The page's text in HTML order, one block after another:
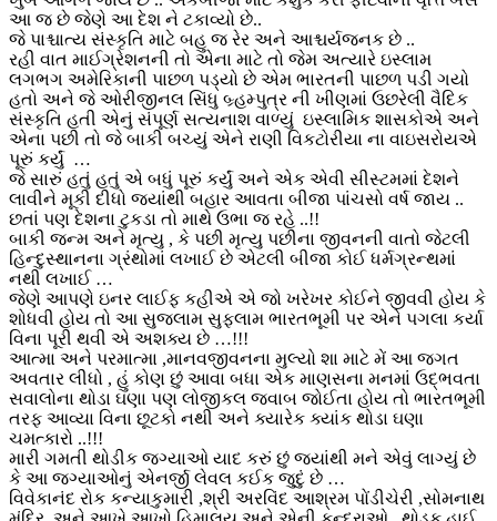
આ જ છે જેણે આ દેશ ને ટકાવ્યો છે..
જે પાશ્ચાત્ય સંસ્કૃતિ માટે બહુ જ રેર અને આશ્ચર્યજનક છે ..
રહી વાત માઈગ્રેશનની તો એના માટે તો જેમ અત્યારે ઇસ્લામ
લગભગ અમેરિકાની પાછળ પડ્યો છે એમ ભારતની પાછળ પડી ગયો
હતો અને જે ઓરીજીનલ સિંધુ બ્ર્હમ્પુત્ર ની ખીણમાં ઉછરેલી વૈદિક
સંસ્કૃતિ હતી એનું સંપૂર્ણ સત્યનાશ વાળ્યું ઇસ્લામિક શાસકોએ અને
એના પછી તો જે બાકી બચ્યું એને રાણી વિકટોરીયા ના વાઇસરોયએ
પૂરું કર્યું …
જે સારું હતું હતું એ બધું પૂરું કર્યું અને એક એવી સીસ્ટમમાં દેશને
લાવીને મૂકી દીધો જ્યાંથી બહાર આવતા બીજા પાંચસો વર્ષ જાય ..
છતાં પણ દેશના ટુકડા તો માથે ઉભા જ રહે ..!!
બાકી જન્મ અને મૃત્યુ , કે પછી મૃત્યુ પછીના જીવનની વાતો જેટલી
હિન્દુસ્થાનના ગ્રંથોમાં લખાઈ છે એટલી બીજા કોઈ ધર્મગ્રન્થમાં
નથી લખાઈ …
જેણે આપણે ઇનર લાઈફ કહીએ એ જો ખરેખર કોઈને જીવવી હોય કે
શોધવી હોય તો આ સુજલામ સુફલામ ભારતભૂમી પર એને પગલા કર્યા
વિના પૂરી થવી એ અશક્ય છે …!!!
આત્મા અને પરમાત્મા ,માનવજીવનના મુલ્યો શા માટે મેં આ જગત
અવતાર લીધો , હું કોણ છું આવા બધા એક માણસના મનમાં ઉદ્ભવતા
સવાલોના થોડા ઘણા પણ લોજીકલ જવાબ જોઈતા હોય તો ભારતભૂમી
તરફ આવ્યા વિના છૂટકો નથી અને ક્યારેક ક્યાંક થોડા ઘણા
ચમત્કારો ..!!!
મારી ગમતી થોડીક જગ્યાઓ યાદ કરું છું જ્યાંથી મને એવું લાગ્યું છે
કે આ જગ્યાઓનું એનર્જી લેવલ કઈક જુદું છે …
વિવેકાનંદ રોક કન્યાકુમારી ,શ્રી અરવિંદ આશ્રમ પોંડીચેરી ,સોમનાથ